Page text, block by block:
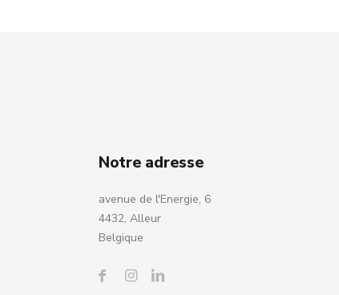
Notre adresse
avenue de l'Energie, 6
4432, Alleur
Belgique